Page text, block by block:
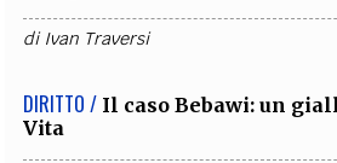
di Ivan Traversi
DIRITTO / Il caso Bebawi: un
Vita